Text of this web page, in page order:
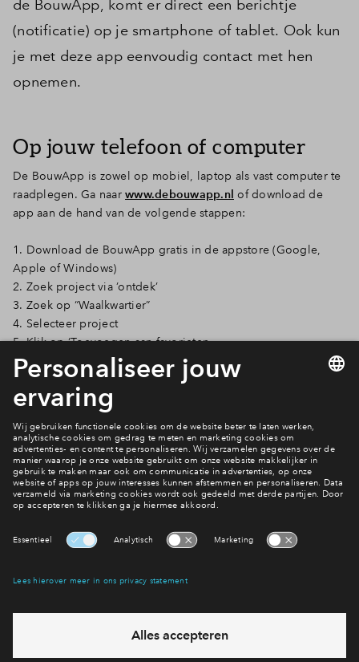
de BouwApp, komt er direct een berichtje
(notificatie) op je smartphone of tablet. Ook kun
je met deze app eenvoudig contact met hen
opnemen.
Op jouw telefoon of computer
De BouwApp is zowel op mobiel, laptop als vast computer te
raadplegen. Ga naar www.debouwapp.nl of download de
app aan de hand van de volgende stappen:
1. Download de BouwApp gratis in de appstore (Google,
Apple of Windows)
2. Zoek project via ’ontdek’
3. Zoek op “Waalkwartier”
4. Selecteer project
5. Klik op ‘Toevoegen aan favorieten
Naar de BouwApp
Nieuwsoverzicht
Interesse? Meld je dan snel aan
Hiermee blijf je op de hoogte van het belangrijkste nieuws en
Ja, ik wil mij aanmelden